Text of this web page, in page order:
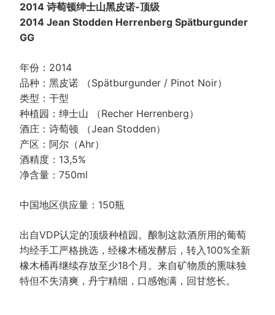
2014 诗萄顿绅士山黑皮诺-顶级
2014 Jean Stodden Herrenberg Spätburgunder
GG
年份：2014
品种：黑皮诺 （Spätburgunder / Pinot Noir）
类型：干型
种植园：绅士山 （Recher Herrenberg）
酒庄：诗萄顿 （Jean Stodden）
产区：阿尔（Ahr）
酒精度：13,5%
净含量：750ml
中国地区供应量：150瓶
出自VDP认定的顶级种植园。酿制这款酒所用的葡萄
均经手工严格挑选，经橡木桶发酵后，转入100%全新
橡木桶再继续存放至少18个月。来自矿物质的熏味独
特但不失清爽，丹宁精细，口感饱满，回甘悠长。